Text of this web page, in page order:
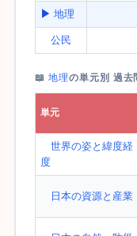
▶地理
公民
📖 地理の単元別 過去
単元
世界の姿と緯度経
度
日本の資源と産業